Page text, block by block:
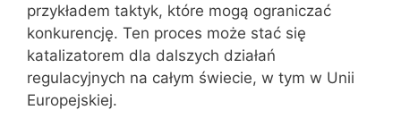
przykładem taktyk, które mogą ograniczać
konkurencję. Ten proces może stać się
katalizatorem dla dalszych działań
regulacyjnych na całym świecie, w tym w Unii
Europejskiej.